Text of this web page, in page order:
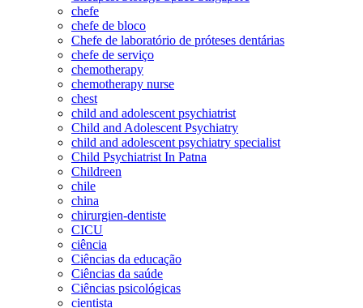
chefe
chefe de bloco
Chefe de laboratório de próteses dentárias
chefe de serviço
chemotherapy
chemotherapy nurse
chest
child and adolescent psychiatrist
Child and Adolescent Psychiatry
child and adolescent psychiatry specialist
Child Psychiatrist In Patna
Childreen
chile
china
chirurgien-dentiste
CICU
ciência
Ciências da educação
Ciências da saúde
Ciências psicológicas
cientista